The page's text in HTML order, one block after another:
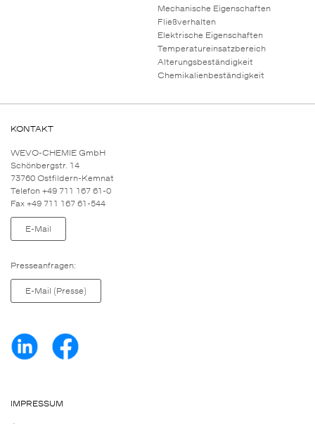
Mechanische Eigenschaften
Fließverhalten
Elektrische Eigenschaften
Temperatureinsatzbereich
Alterungsbeständigkeit
Chemikalienbeständigkeit
KONTAKT
WEVO-CHEMIE GmbH
Schönbergstr. 14
73760 Ostfildern-Kemnat
Telefon +49 711 167 61-0
Fax +49 711 167 61-544
E-Mail
Presseanfragen:
E-Mail (Presse)
IMPRESSUM